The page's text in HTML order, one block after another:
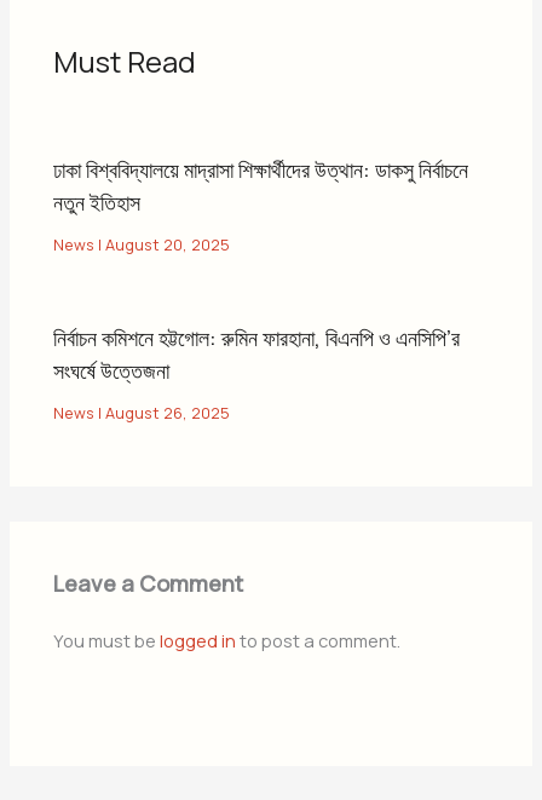
Must Read
ঢাকা বিশ্ববিদ্যালয়ে মাদ্রাসা শিক্ষার্থীদের উত্থান: ডাকসু নির্বাচনে
নতুন ইতিহাস
News |August 20, 2025
নির্বাচন কমিশনে হট্টগোল: রুমিন ফারহানা, বিএনপি ও এনসিপি’র
সংঘর্ষে উত্তেজনা
News |August 26, 2025
Leave a Comment
You must belogged in to post a comment.